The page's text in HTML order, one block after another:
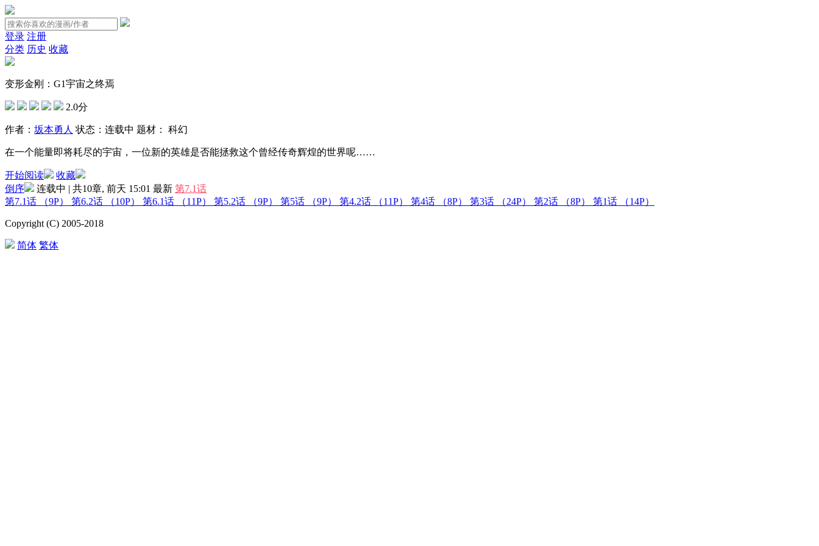
登录 注册
分类 历史 收藏
变形金刚：G1宇宙之终焉
2.0分
作者： 坂本勇人 状态： 连载中 题材： 科幻
在一个能量即将耗尽的宇宙，一位新的英雄是否能拯救这个曾经传奇辉煌的世界呢……
开始阅读
收藏
倒序
连载中 | 共10章, 前天 15:01 最新 第7.1话
第7.1话
（9P） 第6.2话 （10P） 第6.1话 （11P） 第5.2话 （9P） 第5话 （9P） 第4.2话 （11P） 第4话 （8P） 第3话 （24P） 第2话 （8P） 第1话 （14P）
Copyright (C) 2005-2018
简体 繁体